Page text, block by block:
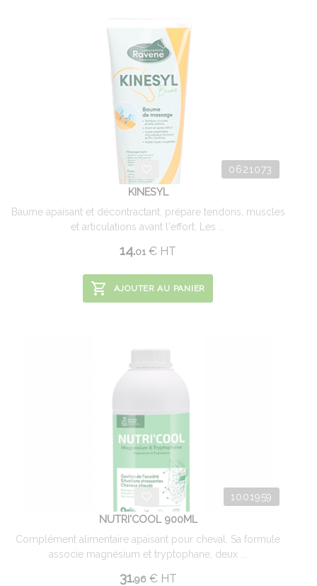
0621073
KINESYL
Baume apaisant et décontractant, prépare tendons, muscles
et articulations avant l'effort. Les ...
14.01 € HT
AJOUTER AU PANIER
1001959
NUTRI'COOL 900ML
Complément alimentaire apaisant pour cheval. Sa formule
associe magnésium et tryptophane, deux ...
31.96 €HT